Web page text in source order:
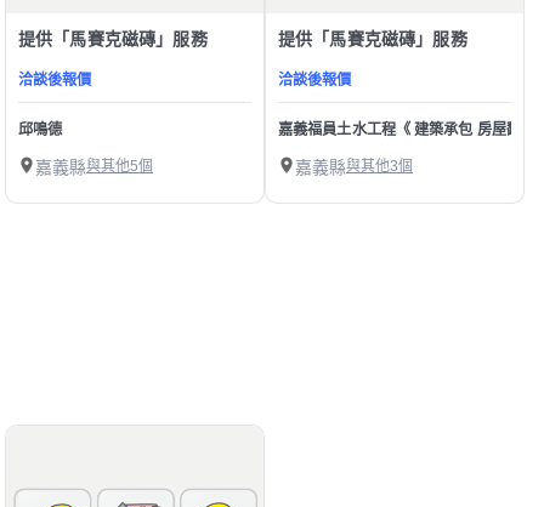
提供「馬賽克磁磚」服務
洽談後報價
邱鳴德
嘉義縣與其他5個
提供「馬賽克磁磚」服務
洽談後報價
嘉義福員土水工程《 建築承包 房屋翻
嘉義縣與其他3個